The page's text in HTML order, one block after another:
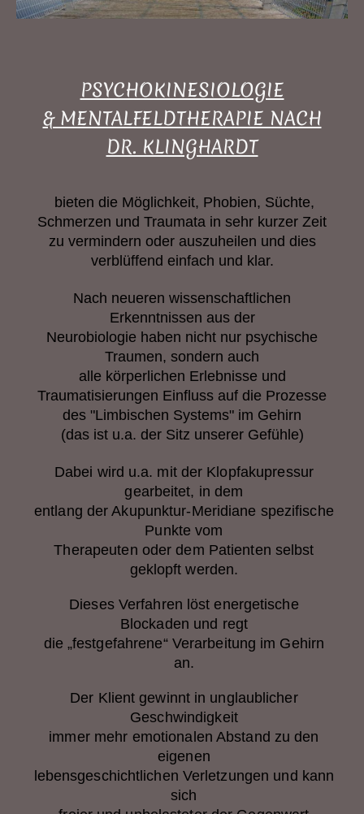
PSYCHOKINESIOLOGIE
& MENTALFELDTHERAPIE NACH
DR. KLINGHARDT
bieten die Möglichkeit, Phobien, Süchte,
Schmerzen und Traumata in sehr kurzer Zeit
zu vermindern oder auszuheilen und dies
verblüffend einfach und klar.
Nach neueren wissenschaftlichen
Erkenntnissen aus der
Neurobiologie haben nicht nur psychische
Traumen, sondern auch
alle körperlichen Erlebnisse und
Traumatisierungen Einfluss auf die Prozesse
des "Limbischen Systems" im Gehirn
(das ist u.a. der Sitz unserer Gefühle)
Dabei wird u.a. mit der Klopfakupressur
gearbeitet, in dem
entlang der Akupunktur-Meridiane spezifische
Punkte vom
Therapeuten oder dem Patienten selbst
geklopft werden.
Dieses Verfahren löst energetische
Blockaden und regt
die „festgefahrene“ Verarbeitung im Gehirn
an.
Der Klient gewinnt in unglaublicher
Geschwindigkeit
immer mehr emotionalen Abstand zu den
eigenen
lebensgeschichtlichen Verletzungen und kann
sich